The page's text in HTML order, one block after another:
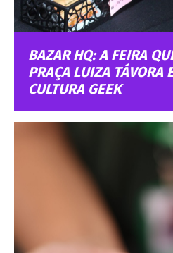
BAZAR HQ: A FEIRA
PRAÇA LUIZA TÁVORA
CULTURA GEEK